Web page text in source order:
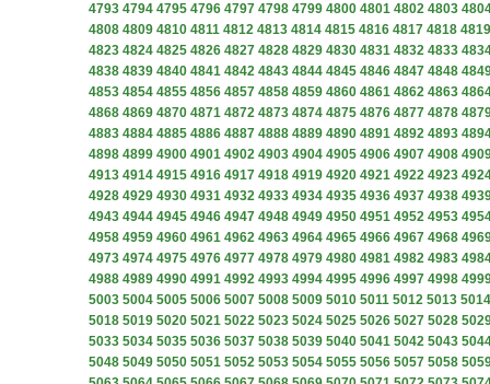
4793 4794 4795 4796 4797 4798 4799 4800 4801 4802 4803
4808 4809 4810 4811 4812 4813 4814 4815 4816 4817 4818 4819
4823 4824 4825 4826 4827 4828 4829 4830 4831 4832 4833
4838 4839 4840 4841 4842 4843 4844 4845 4846 4847 4848
4853 4854 4855 4856 4857 4858 4859 4860 4861 4862 4863
4868 4869 4870 4871 4872 4873 4874 4875 4876 4877 4878
4883 4884 4885 4886 4887 4888 4889 4890 4891 4892 4893
4898 4899 4900 4901 4902 4903 4904 4905 4906 4907 4908
4913 4914 4915 4916 4917 4918 4919 4920 4921 4922 4923
4928 4929 4930 4931 4932 4933 4934 4935 4936 4937 4938
4943 4944 4945 4946 4947 4948 4949 4950 4951 4952 4953
4958 4959 4960 4961 4962 4963 4964 4965 4966 4967 4968
4973 4974 4975 4976 4977 4978 4979 4980 4981 4982 4983
4988 4989 4990 4991 4992 4993 4994 4995 4996 4997 4998
5003 5004 5005 5006 5007 5008 5009 5010 5011 5012 5013 5014
5018 5019 5020 5021 5022 5023 5024 5025 5026 5027 5028
5033 5034 5035 5036 5037 5038 5039 5040 5041 5042 5043
5048 5049 5050 5051 5052 5053 5054 5055 5056 5057 5058